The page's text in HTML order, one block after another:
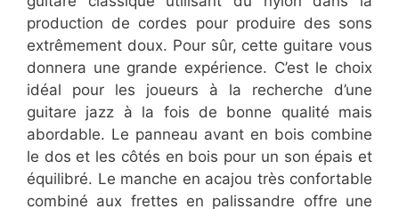
production de cordes pour produire des sons
extrêmement doux. Pour sûr, cette guitare vous
donnera une grande expérience. C’est le choix
idéal pour les joueurs à la recherche d’une
guitare jazz à la fois de bonne qualité mais
abordable. Le panneau avant en bois combine
le dos et les côtés en bois pour un son épais et
équilibré. Le manche en acajou très confortable
combiné aux frettes en palissandre offre une